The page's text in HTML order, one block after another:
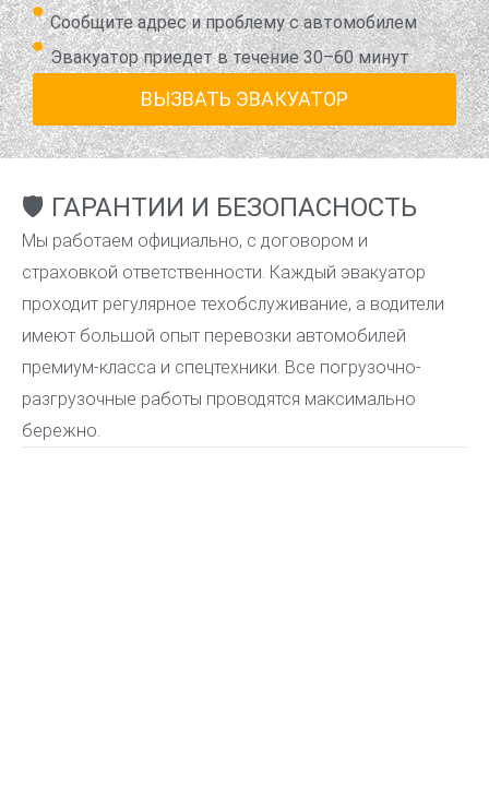
Сообщите адрес и проблему с автомобилем
Эвакуатор приедет в течение 30–60 минут
ВЫЗВАТЬ ЭВАКУАТОР
🛡️ ГАРАНТИИ И БЕЗОПАСНОСТЬ
Мы работаем официально, с договором и
страховкой ответственности. Каждый эвакуатор
проходит регулярное техобслуживание, а водители
имеют большой опыт перевозки автомобилей
премиум-класса и спецтехники. Все погрузочно-
разгрузочные работы проводятся максимально
бережно.